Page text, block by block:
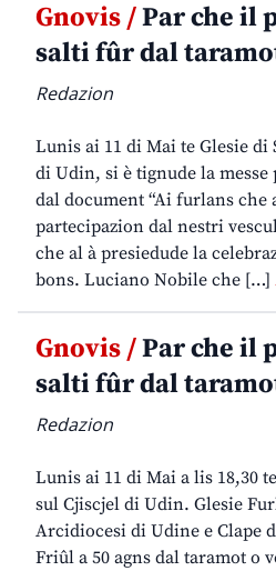
Gnovis /Par che il
salti fûr dal
Redazion
Lunis ai 11 di Mai te Glesie di
di Udin, si è tignude la messe
dal document “Ai furlans che
partecipazion dal nestri
che al à presiedude la
bons. Luciano Nobile che […]
Gnovis /Par che il
salti fûr dal
Redazion
Lunis ai 11 di Mai a lis 18,30
sul Cjiscjel di Udin. Glesie
Arcidiocesi di Udine e Clape
Friûl a 50 agns dal taramot o